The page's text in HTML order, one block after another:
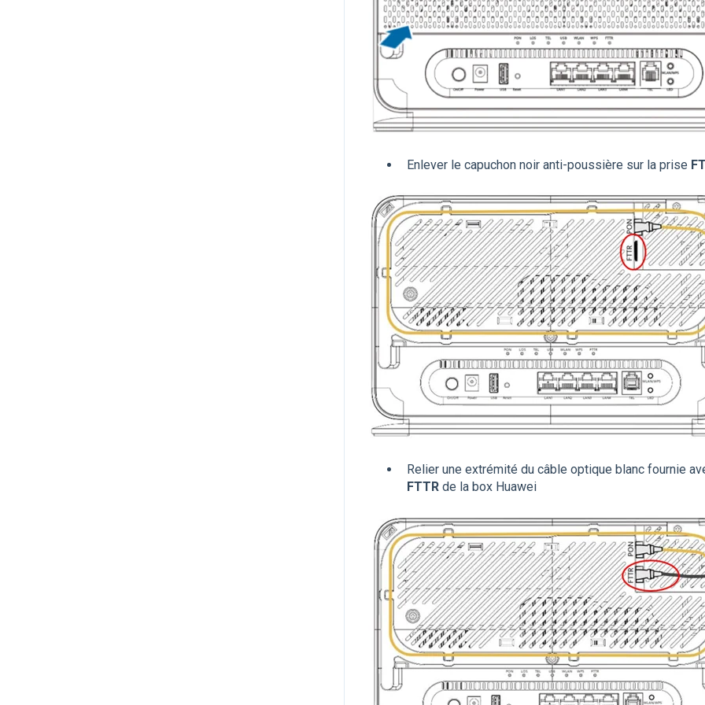
Enlever le capuchon noir anti-poussière sur la prise
Relier une extrémité du câble optique blanc fournie
FTTRde la box Huawei